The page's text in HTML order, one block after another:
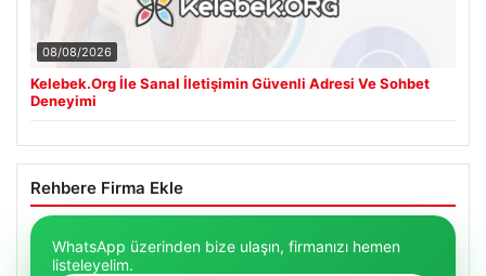
08/08/2026
Kelebek.Org İle Sanal İletişimin Güvenli Adresi Ve Sohbet
Deneyimi
Rehbere Firma Ekle
WhatsApp üzerinden bize ulaşın, firmanızı hemen
listeleyelim.